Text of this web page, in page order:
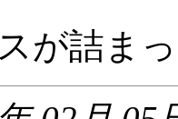
が詰ま